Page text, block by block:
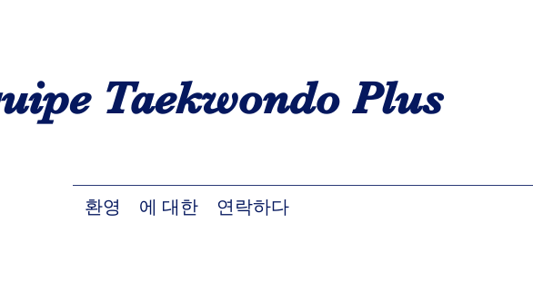
Taekwondo Plus
환영 에 대한 연락하다